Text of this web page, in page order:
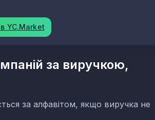
YC.Market
за виручкою,
за алфавітом, якщо виручка не